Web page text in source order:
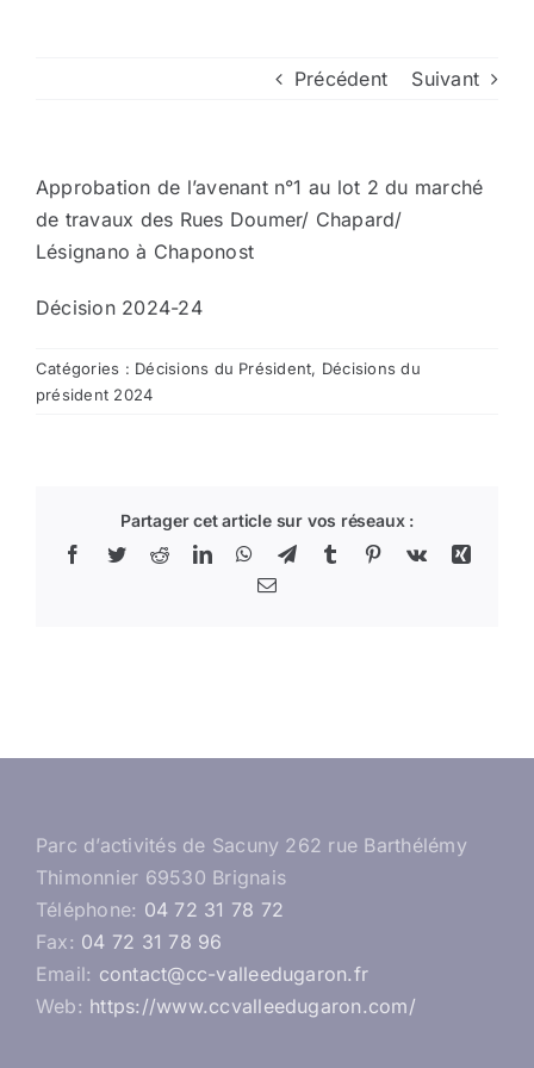
Nous contacter
Précédent Suivant
Approbation de l’avenant n°1 au lot 2 du marché
de travaux des Rues Doumer/ Chapard/
Lésignano à Chaponost
Décision 2024-24
Catégories : Décisions du Président, Décisions du
président 2024
Partager cet article sur vos réseaux :
Facebook
TwitterRedditLinkedInWhatsApp
TelegramTumblr Pinterest
Vk
Xing
Email
Parc d’activités de Sacuny 262 rue Barthélémy
Thimonnier 69530 Brignais
Téléphone: 04 72 31 78 72
Fax: 04 72 31 78 96
Email: contact@cc-valleedugaron.fr
Web: https://www.ccvalleedugaron.com/